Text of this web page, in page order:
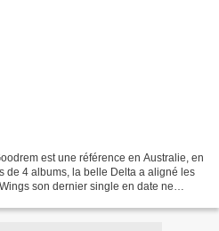
est une référence en Australie, en
de 4 albums, la belle Delta a aligné les
son dernier single en date ne